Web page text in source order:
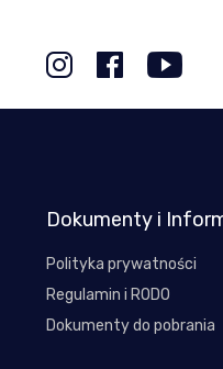
Dokumenty i
Polityka prywatności
Regulamin i RODO
Dokumenty do pobrania